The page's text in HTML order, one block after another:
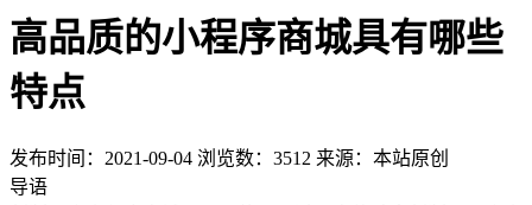
高品质的小程序商城具有哪些
特点
发布时间：2021-09-04 浏览数：3512 来源：本站原创
导语